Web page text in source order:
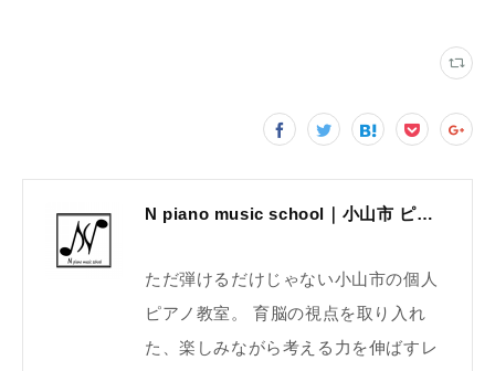
N piano music school｜小山市 ピアノ教室｜考える力・集中力を育てる個人レッスン｜2025年体験レッスン受付中
ただ弾けるだけじゃない小山市の個人
ピアノ教室。 育脳の視点を取り入れ
た、楽しみながら考える力を伸ばすレ